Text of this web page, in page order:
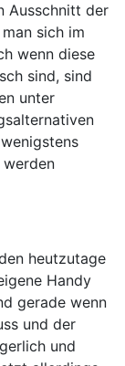
Ausschnitt der
sich im
wenn diese
sind, sind
unter
heutzutage
Handy
gerade wenn
und der
und